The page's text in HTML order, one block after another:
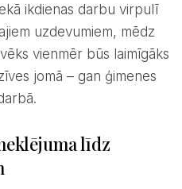
uzdevumiem, mēdz
vienmēr būs laimīgāks
jomā – gan ģimenes
līdz